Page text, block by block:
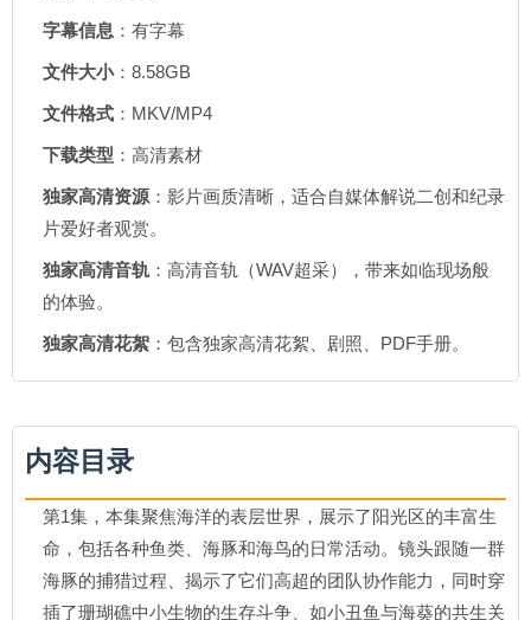
字幕信息 ：有字幕
文件大小：8.58GB
文件格式 ：MKV/MP4
下载类型 ：高清素材
独家高清资源 ：影片画质清晰，适合自媒体解说二创和纪录
片爱好者观赏。
独家高清音轨 ：高清音轨（WAV超采），带来如临现场般
的体验。
独家高清花絮 ：包含独家高清花絮、剧照、PDF手册。
内容目录
第1集，本集聚焦海洋的表层世界，展示了阳光区的丰富生
命，包括各种鱼类、海豚和海鸟的日常活动。镜头跟随一群
海豚的捕猎过程、揭示了它们高超的团队协作能力，同时穿
插了珊瑚礁中小生物的生存斗争、如小丑鱼与海葵的共生关